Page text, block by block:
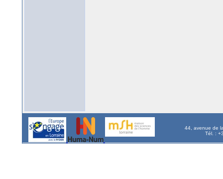
44, avenue de
Tél. :